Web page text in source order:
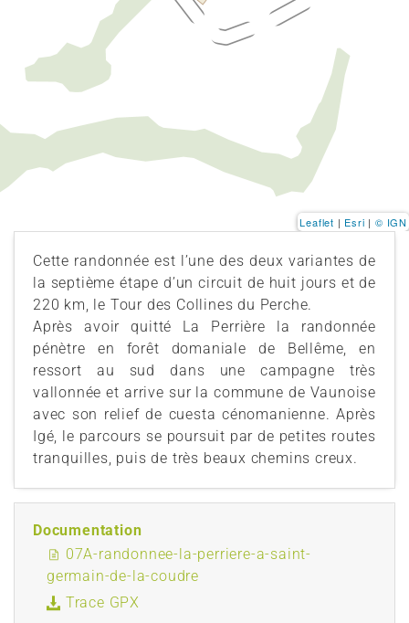
Cette randonnée est l’une des deux variantes de
la septième étape d’un circuit de huit jours et de
220 km, le Tour des Collines du Perche.
Après avoir quitté La Perrière la randonnée
pénètre en forêt domaniale de Bellême, en
ressort au sud dans une campagne très
vallonnée et arrive sur la commune de Vaunoise
avec son relief de cuesta cénomanienne. Après
Igé, le parcours se poursuit par de petites routes
tranquilles, puis de très beaux chemins creux.
Documentation
07A-randonnee-la-perriere-a-saint-
germain-de-la-coudre
Trace GPX
Leaflet | Esri | © IGN